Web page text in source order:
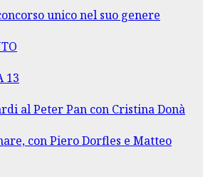
unico nel suo genere
13
al Peter Pan con Cristina Donà
con Piero Dorfles e Matteo